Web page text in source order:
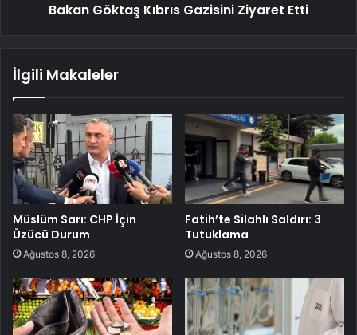
Bakan Göktaş Kıbrıs Gazisini Ziyaret Etti
İlgili Makaleler
Müslüm Sarı: CHP İçin
Üzücü Durum
Ağustos 8, 2026
Fatih’te Silahlı Saldırı: 3
Tutuklama
Ağustos 8, 2026